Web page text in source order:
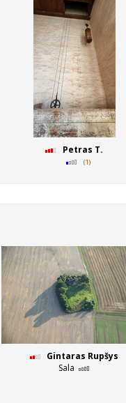
Petras T.
(1)
Gintaras Rupšys
Sala